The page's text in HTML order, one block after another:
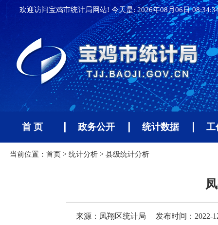
欢迎访问宝鸡市统计局网站! 今天是:2026年08月06日
首 页 政务公开 统计数据 工
当前位置： 首页 > 统计分析 > 县级统计分析
来源：凤翔区统计局 发布时间：2022-